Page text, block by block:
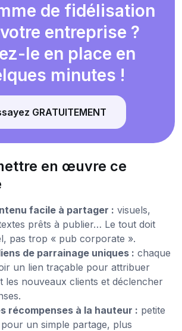
de fidélisation
entreprise ?
le en place en
minutes !
GRATUITEMENT
en œuvre ce
facile à partager : visuels,
prêts à publier… Le tout doit
pas trop « pub corporate ».
de parrainage uniques : chaque
un lien traçable pour attribuer
les nouveaux clients et déclencher
récompenses à la hauteur : petite
un simple partage, plus